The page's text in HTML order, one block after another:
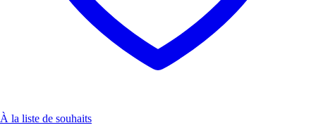
À la liste de souhaits